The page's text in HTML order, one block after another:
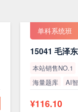
单科系统班
本站销售NO.1
海量题库
AI
¥116.10